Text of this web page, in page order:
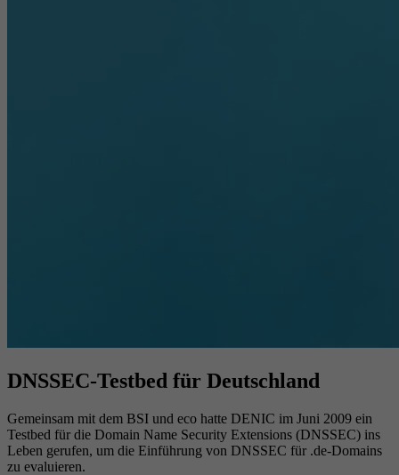
DNSSEC-Testbed für Deutschland
Gemeinsam mit dem BSI und eco hatte DENIC im Juni 2009 ein
Testbed für die Domain Name Security Extensions (DNSSEC) ins
Leben gerufen, um die Einführung von DNSSEC für .de-Domains
zu evaluieren.